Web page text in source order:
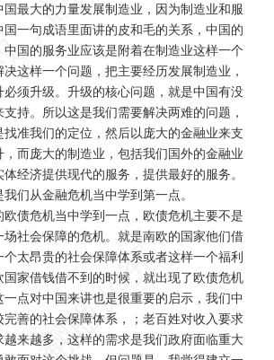
最大的力量发展制造业，因为制造业和服
一句成语里面讲的皮和毛的关系，中国的
国的服务业应该是附着在制造业这样一个
这样一个问题，把主要经历发展制造业，
须升级。升级的核心问题，就是中国有没
持。所以这是我们需要解决两难的问题，
准我们的定位，然后以庞大的金融业来支
而庞大的制造业，包括我们国外的金融业
经济提供现代的服务，提供最好的服务。
们从金融危机当中学到第一点。
债危机当中学到一点，欧债危机主要不是
社会保障的危机。就是南欧的国家他们借
太昂贵的社会保障体系或者这样一个福利
国家借钱借不到的时候，就出现了欧债危机
点对中国来讲也是很重要的启示，我们中
完善的社会保障体系，；老百姓对收入要求
越来越多，这样的需求是我们政府面临重大